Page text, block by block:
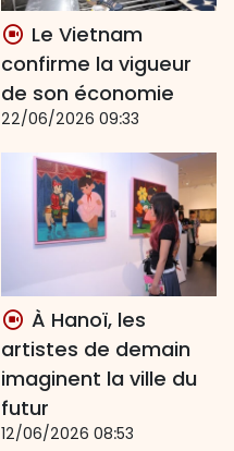
Le Vietnam
confirme la vigueur
de son économie
22/06/2026 09:33
À Hanoï, les
artistes de demain
imaginent la ville du
futur
12/06/2026 08:53